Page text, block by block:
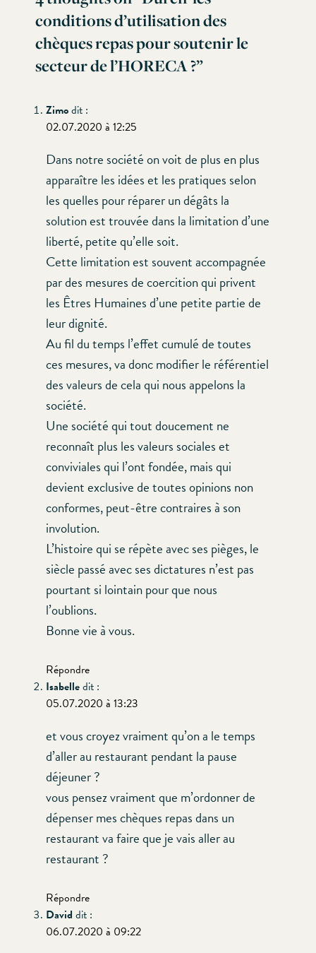
conditions d’utilisation des
chèques repas pour soutenir le
secteur de l’HORECA ?”
Zimodit :
02.07.2020 à 12:25
Dans notre société on voit de plus en plus
apparaître les idées et les pratiques selon
les quelles pour réparer un dégâts la
solution est trouvée dans la limitation d’une
liberté, petite qu’elle soit.
Cette limitation est souvent accompagnée
par des mesures de coercition qui privent
les Êtres Humaines d’une petite partie de
leur dignité.
Au fil du temps l’effet cumulé de toutes
ces mesures, va donc modifier le référentiel
des valeurs de cela qui nous appelons la
société.
Une société qui tout doucement ne
reconnaît plus les valeurs sociales et
conviviales qui l’ont fondée, mais qui
devient exclusive de toutes opinions non
conformes, peut-être contraires à son
involution.
L’histoire qui se répète avec ses pièges, le
siècle passé avec ses dictatures n’est pas
pourtant si lointain pour que nous
l’oublions.
Bonne vie à vous.
Répondre
Isabelledit :
05.07.2020 à 13:23
et vous croyez vraiment qu’on a le temps
d’aller au restaurant pendant la pause
déjeuner ?
vous pensez vraiment que m’ordonner de
dépenser mes chèques repas dans un
restaurant va faire que je vais aller au
restaurant ?
Répondre
David dit :
06.07.2020 à 09:22